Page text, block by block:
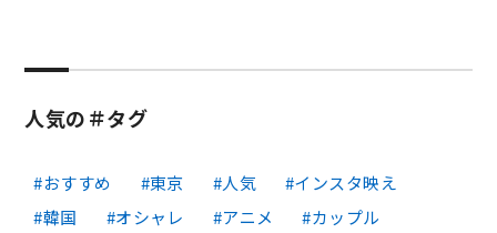
人気の＃タグ
おすすめ 東京 人気
インスタ映え
韓国
オシャレ アニメ
カップル